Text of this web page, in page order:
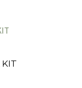
KIT